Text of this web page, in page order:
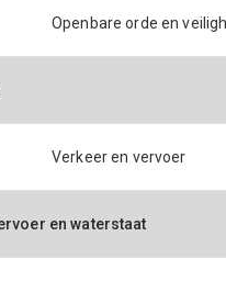
Openbare orde en
Verkeer en vervoer
en waterstaat